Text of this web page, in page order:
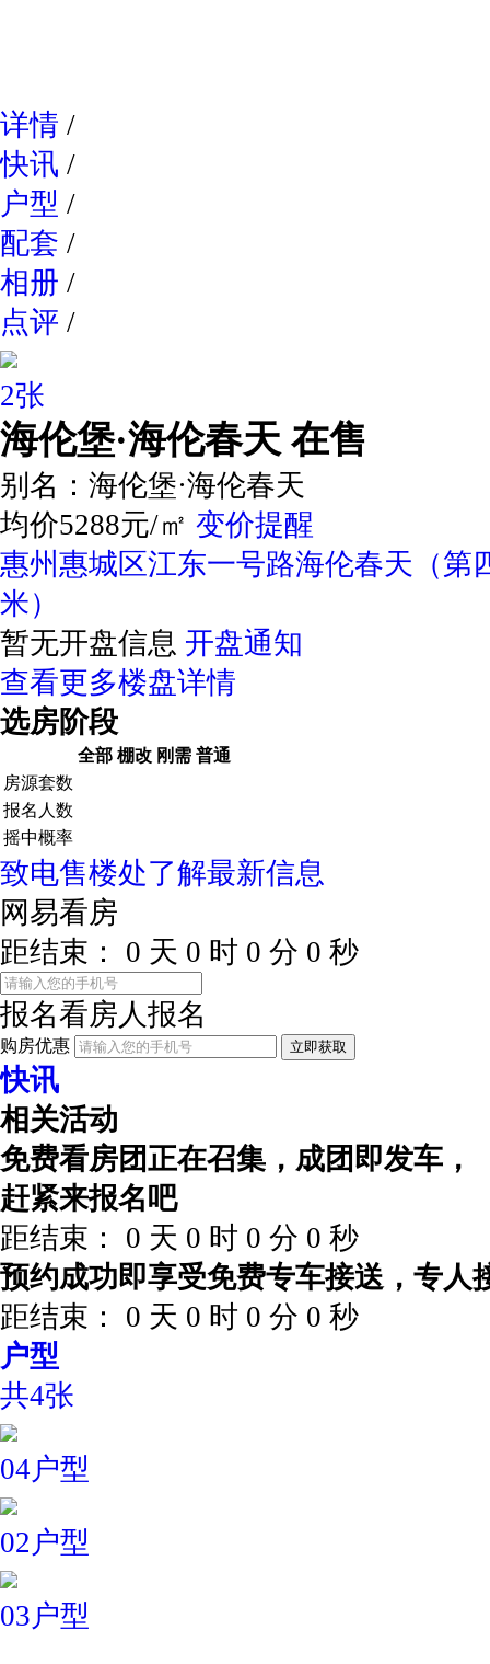
详情 /
快讯 /
户型 /
配套 /
相册 /
点评 /
2张
海伦堡·海伦春天 在售
别名： 海伦堡·海伦春天
均价5288元/㎡ 变价提醒
惠州惠城区江东一号路海伦春天（第
米）
暂无开盘信息 开盘通知
查看更多楼盘详情
选房阶段
全部 棚改 刚需 普通
房源套数
报名人数
摇中概率
致电售楼处了解最新信息
网易看房
距结束：
0 天 0 时 0 分 0 秒
报名看房人报名
购房优惠 立即获取
快讯
相关活动
免费看房团正在召集，成团即发车，
赶紧来报名吧
距结束：
0 天 0 时 0 分 0 秒
预约成功即享受免费专车接送，专人
距结束：
0 天 0 时 0 分 0 秒
户型
共4张
04户型
02户型
03户型